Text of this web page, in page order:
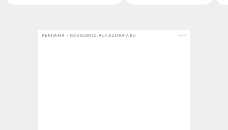
РЕКЛАМА • NOVGOROD.ALFAZDRAV.RU